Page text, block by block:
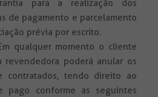
para a realização dos
de pagamento e parcelamento
prévia por escrito.
qualquer momento o cliente
revendedora poderá anular os
contratados, tendo direito ao
pago conforme as seguintes